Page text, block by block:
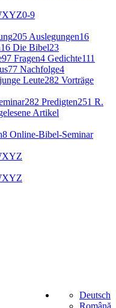
XYZ0-9
205 Auslegungen16
16 Die Bibel23
97 Fragen4 Gedichte111
77 Nachfolge4
Leute282 Vorträge
282 Predigten251 R.
Artikel
8 Online-Bibel-Seminar
XYZ
XYZ
Deutsch
Română